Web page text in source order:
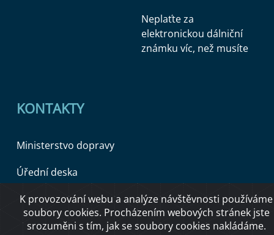
Neplaťte za
elektronickou dálniční
známku víc, než musíte
KONTAKTY
Ministerstvo dopravy
Úřední deska
Copyright © 2026 Ministerstvo dopravy ČR
K provozování webu a analýze návštěvnosti používáme
soubory cookies. Procházením webových stránek jste
srozuměni s tím, jak se soubory cookies nakládáme.